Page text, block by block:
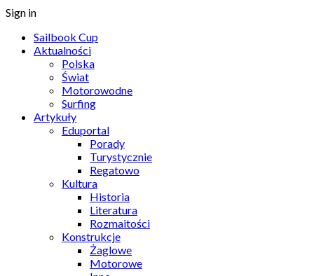
Sign in
Sailbook Cup
Aktualności
Polska
Świat
Motorowodne
Surfing
Artykuły
Eduportal
Porady
Turystycznie
Regatowo
Kultura
Historia
Literatura
Rozmaitości
Konstrukcje
Żaglowe
Motorowe